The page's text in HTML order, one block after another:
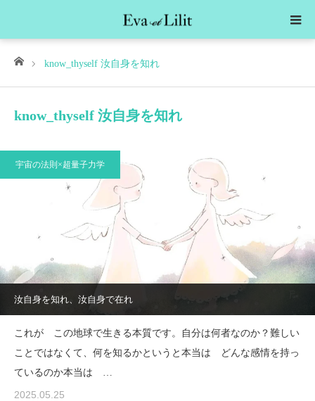
ホームknow_thyself 汝自身を知れ
know_thyself 汝自身を知れ
宇宙の法則×超量子力学
汝自身を知れ、汝自身で在れ
これが この地球で生きる本質です。自分は何者なのか？難しい
ことではなくて、何を知るかというと本当は どんな感情を持っ
ているのか本当は …
2025.05.25